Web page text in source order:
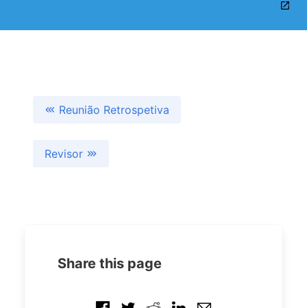
Reunião Retrospetiva
Revisor
Share this page